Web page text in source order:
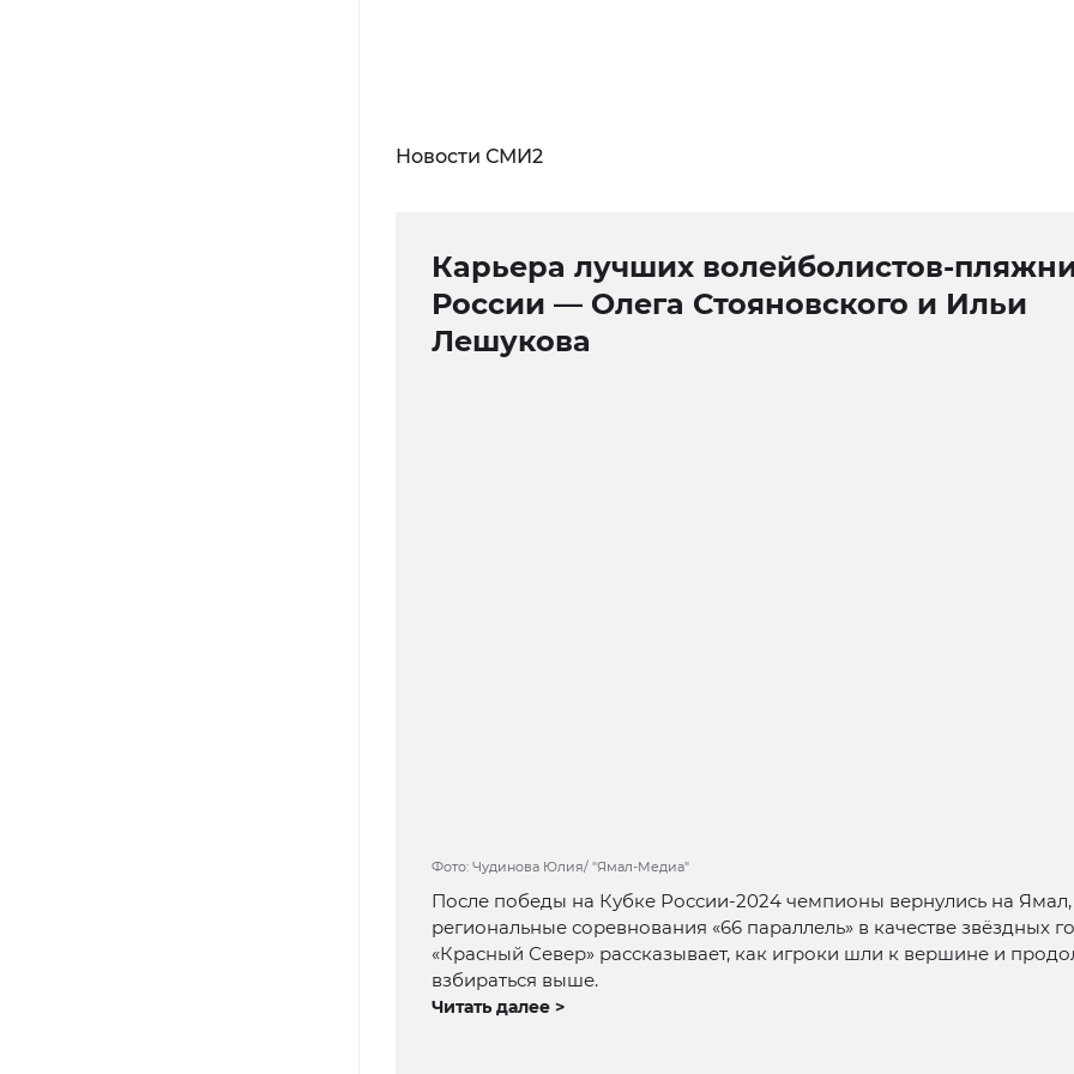
Новости СМИ2
Карьера лучших волейболистов-
России — Олега Стояновского и Ильи
Лешукова
Фото: Чудинова Юлия/ "Ямал-Медиа"
После победы на Кубке России-2024 чемпионы вернулись на
региональные соревнования «66 параллель» в качестве звёздных
«Красный Север» рассказывает, как игроки шли к вершине и
взбираться выше.
Читать далее >